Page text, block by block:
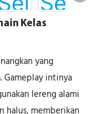
Kelas
yang
Gameplay intinya
lereng alami
halus, memberikan